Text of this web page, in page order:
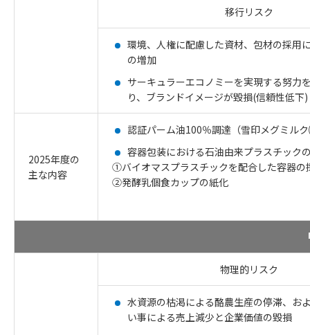
移行リスク
環境、人権に配慮した資材、包材の採用
の増加
サーキュラーエコノミーを実現する努力
り、ブランドイメージが毀損(信頼性低下)
2025年度の
主な内容
認証パーム油100％調達（雪印メグミル
容器包装における石油由来プラスチック
①バイオマスプラスチックを配合した容器の
②発酵乳個食カップの紙化
物理的リスク
水資源の枯渇による酪農生産の停滞、お
い事による売上減少と企業価値の毀損